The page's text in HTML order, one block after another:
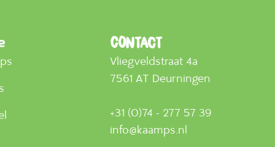
Contact
Vliegveldstraat 4a
7561 AT Deurningen
+31 (0)74 - 277 57 39
info@kaamps.nl